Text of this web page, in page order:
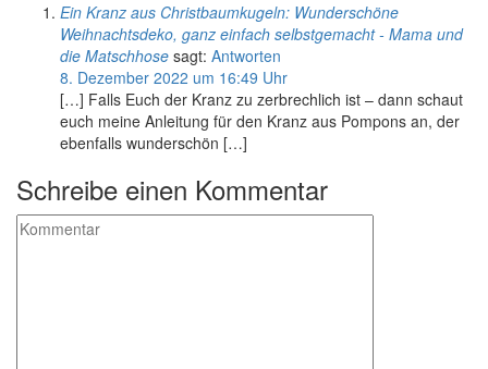
Ein Kranz aus Christbaumkugeln: Wunderschöne
Weihnachtsdeko, ganz einfach selbstgemacht - Mama und
die Matschhose sagt: Antworten
8. Dezember 2022 um 16:49 Uhr
[…] Falls Euch der Kranz zu zerbrechlich ist – dann schaut
euch meine Anleitung für den Kranz aus Pompons an, der
ebenfalls wunderschön […]
Schreibe einen Kommentar